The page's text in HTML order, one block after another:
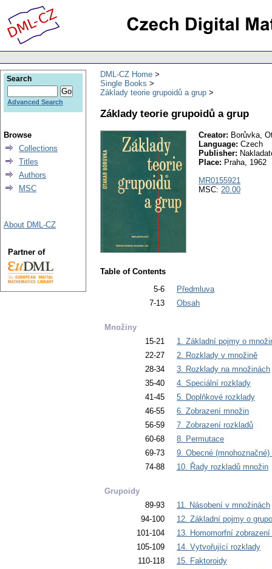
DML-CZ Home
Single Books
Základy teorie grupoidů a grup
Základy teorie grupoidů a grup
Creator: Borůvka,
Language: Czech
Publisher:
Place: Praha, 1962
MR0155921
MSC: 20.00
Table of Contents
5-6
Předmluva
7-13
Obsah
Množiny
15-21
1. Základní pojmy o
22-27
2. Rozklady v množině
28-34
3. Rozklady na množinách
35-40
4. Speciální rozklady
41-45
5. Doplňkové rozklady
46-55
6. Zobrazení množin
56-59
7. Zobrazení rozkladů
60-68
8. Permutace
69-73
9. Obecné
74-88
10. Řady rozkladů množin
Grupoidy
89-93
11. Násobení v množinách
94-100
12. Základní pojmy o
101-104
13. Homomorfní
105-109
14. Vytvořující rozklady
110-118
15. Faktoroidy
Search
Advanced Search
Browse
Collections
Titles
Authors
MSC
About DML-CZ
Partner of